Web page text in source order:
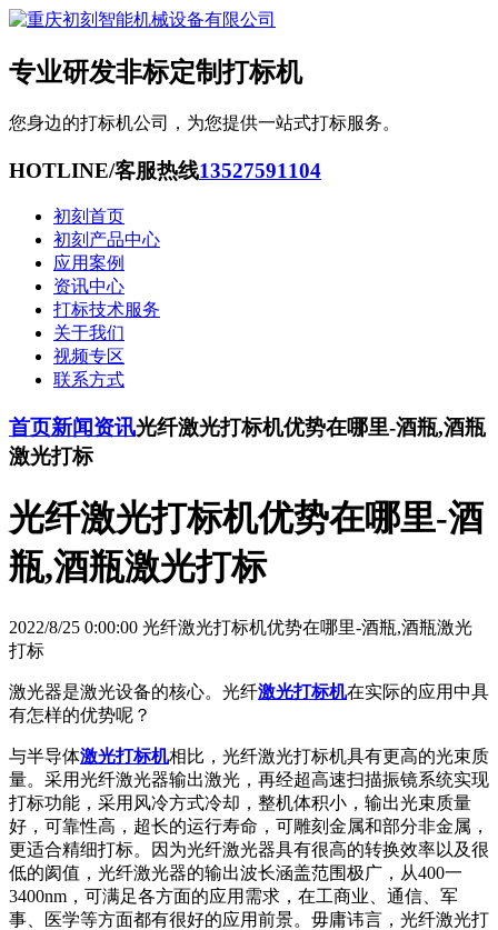
专业研发非标定制打标机
您身边的打标机公司，为您提供一站式打标服务。
HOTLINE/客服热线13527591104
初刻首页
初刻产品中心
应用案例
资讯中心
打标技术服务
关于我们
视频专区
联系方式
首页新闻资讯光纤激光打标机优势在哪里-酒瓶,酒瓶
激光打标
光纤激光打标机优势在哪里-酒
瓶,酒瓶激光打标
2022/8/25 0:00:00 光纤激光打标机优势在哪里-酒瓶,酒瓶激光
打标
激光器是激光设备的核心。光纤激光打标机在实际的应用中具
有怎样的优势呢？
与半导体激光打标机相比，光纤激光打标机具有更高的光束质
量。采用光纤激光器输出激光，再经超高速扫描振镜系统实现
打标功能，采用风冷方式冷却，整机体积小，输出光束质量
好，可靠性高，超长的运行寿命，可雕刻金属和部分非金属，
更适合精细打标。因为光纤激光器具有很高的转换效率以及很
低的阂值，光纤激光器的输出波长涵盖范围极广，从400一
3400nm，可满足各方面的应用需求，在工商业、通信、军
事、医学等方面都有很好的应用前景。毋庸讳言，光纤激光打